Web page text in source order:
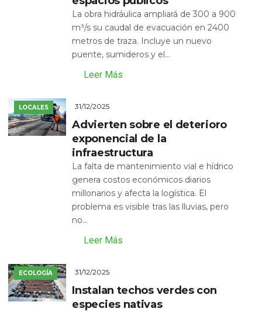
La obra hidráulica ampliará de 300 a 900
m³/s su caudal de evacuación en 2400
metros de traza. Incluye un nuevo
puente, sumideros y el...
Leer Más
LOCALES 31/12/2025
Advierten sobre el deterioro
exponencial de la
infraestructura
La falta de mantenimiento vial e hídrico
genera costos económicos diarios
millonarios y afecta la logística. El
problema es visible tras las lluvias, pero
no...
Leer Más
ECOLOGÍA 31/12/2025
Instalan techos verdes con
especies nativas